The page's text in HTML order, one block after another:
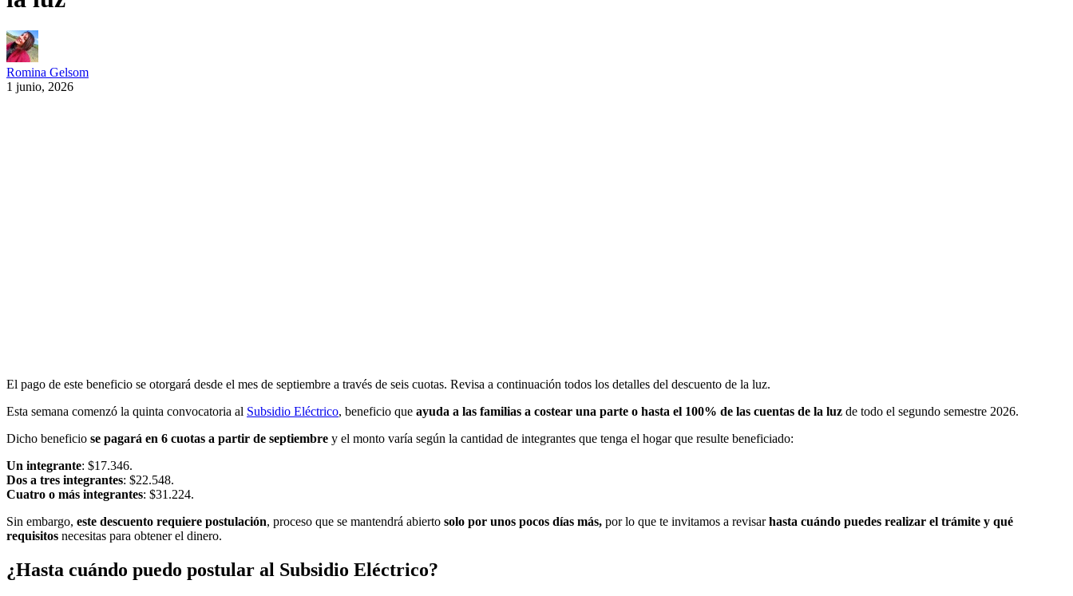
Romina Gelsom
1 junio, 2026
El pago de este beneficio se otorgará desde el mes de septiembre a través de seis cuotas. Revisa a continuación todos los detalles del descuento de la luz.
Esta semana comenzó la quinta convocatoria al Subsidio Eléctrico, beneficio que ayuda a las familias a costear una parte o hasta el 100% de las cuentas de la luz de todo el segundo semestre 2026.
Dicho beneficio se pagará en 6 cuotas a partir de septiembre y el monto varía según la cantidad de integrantes que tenga el hogar que resulte beneficiado:
Un integrante: $17.346.
Dos a tres integrantes: $22.548.
Cuatro o más integrantes: $31.224.
Sin embargo, este descuento requiere postulación, proceso que se mantendrá abierto solo por unos pocos días más, por lo que te invitamos a revisarhasta cuándo puedes realizar el trámite y qué
requisitos necesitas para obtener el dinero.
¿Hasta cuándo puedo postular al Subsidio Eléctrico?